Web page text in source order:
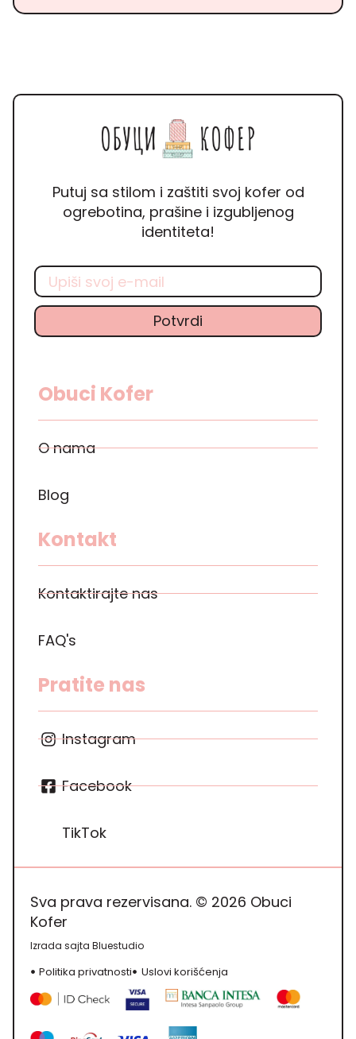
Putuj sa stilom i zaštiti svoj kofer od
ogrebotina, prašine i izgubljenog
identiteta!
Email
Potvrdi
Obuci Kofer
O nama
Blog
Kontakt
Kontaktirajte nas
FAQ's
Pratite nas
Instagram
Facebook
TikTok
Sva prava rezervisana. © 2026 Obuci
Kofer
Izrada sajta Bluestudio
Politika privatnosti Uslovi korišćenja